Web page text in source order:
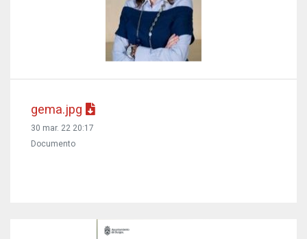
gema.jpg
30 mar. 22 20:17
Documento